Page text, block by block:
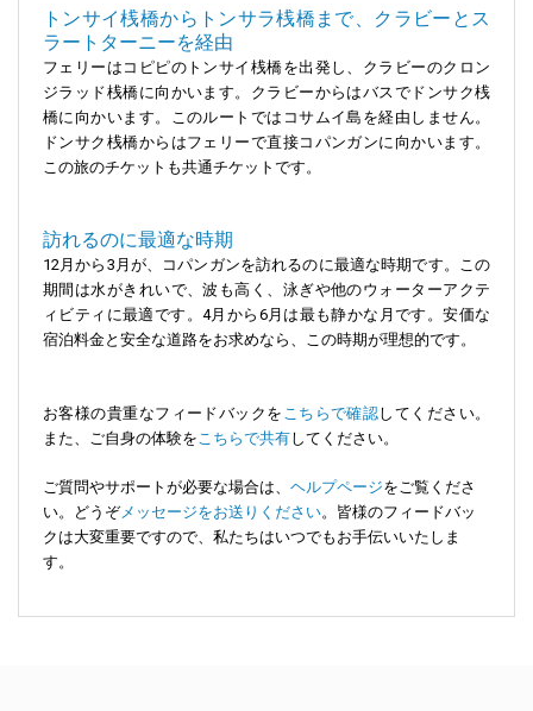
トンサイ桟橋からトンサラ桟橋まで、クラビーとス
ラートターニーを経由
フェリーはコピピのトンサイ桟橋を出発し、クラビーのクロン
ジラッド桟橋に向かいます。クラビーからはバスでドンサク桟
橋に向かいます。このルートではコサムイ島を経由しません。
ドンサク桟橋からはフェリーで直接コパンガンに向かいます。
この旅のチケットも共通チケットです。
訪れるのに最適な時期
12月から3月が、コパンガンを訪れるのに最適な時期です。この
期間は水がきれいで、波も高く、泳ぎや他のウォーターアクテ
ィビティに最適です。4月から6月は最も静かな月です。安価な
宿泊料金と安全な道路をお求めなら、この時期が理想的です。
お客様の貴重なフィードバックを こちらで確認してください。
また、ご自身の体験をこちらで共有してください。
ご質問やサポートが必要な場合は、 ヘルプページをご覧くださ
い。どうぞメッセージをお送りください。皆様のフィードバッ
クは大変重要ですので、私たちはいつでもお手伝いいたしま
す。